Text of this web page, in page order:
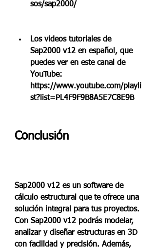
sos/sap2000/
Los videos tutoriales de
Sap2000 v12 en español, que
puedes ver en este canal de
YouTube:
https://www.youtube.com/playli
st?list=PL4F9F9B8A5E7C8E9B
Conclusión
Sap2000 v12 es un software de
cálculo estructural que te ofrece una
solución integral para tus proyectos.
Con Sap2000 v12 podrás modelar,
analizar y diseñar estructuras en 3D
con facilidad y precisión. Además,